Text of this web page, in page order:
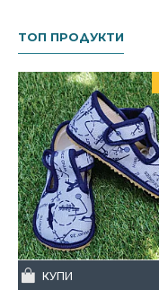
ТОП ПРОДУКТИ
КУПИ